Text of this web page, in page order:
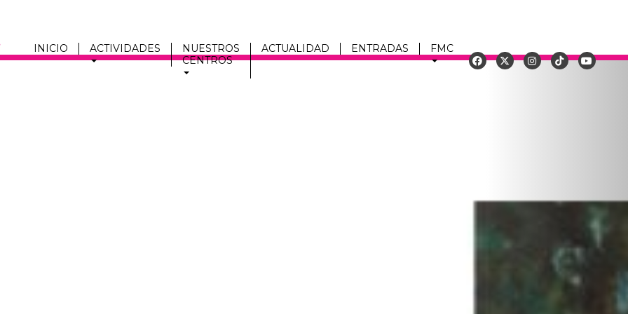
INICIO ACTIVIDADES
NUESTROS
CENTROS
ACTUALIDAD ENTRADAS FMC
Siguiente